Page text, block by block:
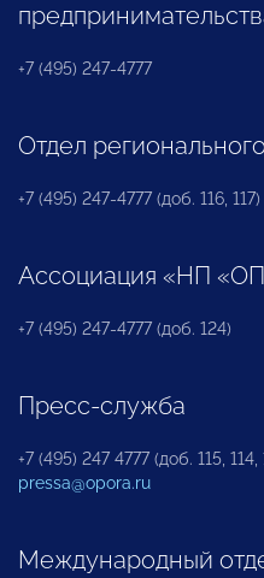
+7 (495) 247-4777
Отдел
+7 (495) 247-4777 (доб. 116, 117)
Ассоциация «НП
+7 (495) 247-4777 (доб. 124)
Пресс-служба
+7 (495) 247 4777 (доб. 115, 114,
pressa@opora.ru
Международный